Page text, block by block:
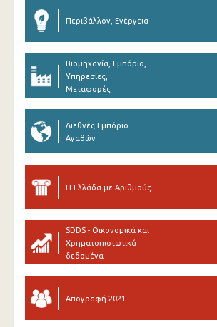
Περιβάλλον, Ενέργεια
Βιομηχανία, Εμπόριο,
Υπηρεσίες,
Μεταφορές
Διεθνές Εμπόριο
Αγαθών
Η Ελλάδα με Αριθμούς
SDDS - Οικονομικά και
Χρηματοπιστωτικά
δεδομένα
Απογραφή 2021